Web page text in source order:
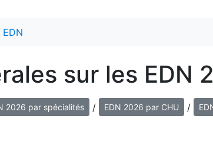
sur les EDN
2026 par spécialités / EDN 2026 par CHU /